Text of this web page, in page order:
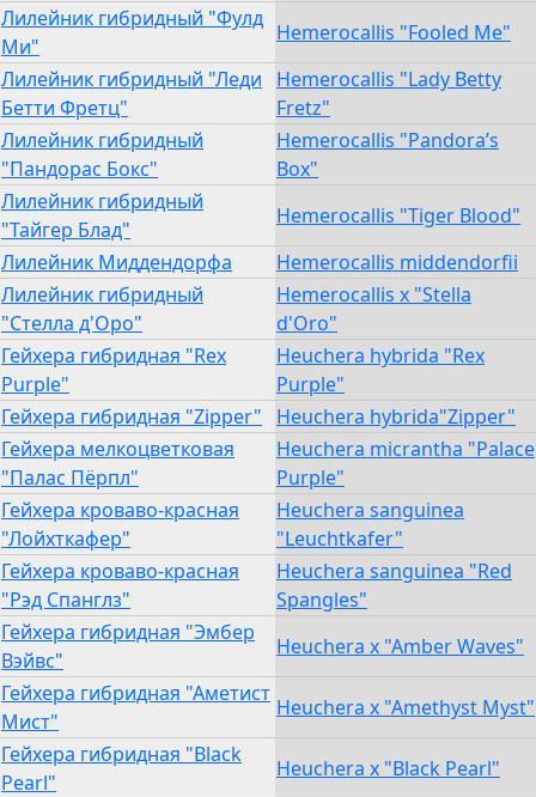
Лилейник гибридный "Фулд
Ми"
Hemerocallis "Fooled Me"
Лилейник гибридный "Леди
Бетти Фретц"
Hemerocallis "Lady Betty
Fretz"
Лилейник гибридный
"Пандорас Бокс"
Hemerocallis "Pandora’s
Box"
Лилейник гибридный
"Тайгер Блад"
Hemerocallis "Tiger Blood"
Лилейник Миддендорфа
Hemerocallis middendorfii
Лилейник гибридный
"Стелла д'Оро"
Hemerocallis х "Stella
d'Oro"
Гейхера гибридная "Rex
Purple"
Heuchera hybrida "Rex
Purple"
Гейхера гибридная "Zipper"
Heuchera hybrida"Zipper"
Гейхера мелкоцветковая
"Палас Пёрпл"
Heuchera micrantha "Palace
Purple"
Гейхера кроваво-красная
"Лойхткафер"
Heuchera sanguinea
"Leuchtkafer"
Гейхера кроваво-красная
"Рэд Спанглз"
Heuchera sanguinea "Red
Spangles"
Гейхера гибридная "Эмбер
Вэйвс"
Heuchera x "Amber Waves"
Гейхера гибридная "Аметист
Мист"
Heuchera x "Amethyst Myst"
Гейхера гибридная "Black
Pearl"
Heuchera x "Black Pearl"